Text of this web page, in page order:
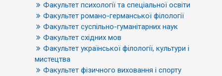
Факультет психології та спеціальної освіти
Факультет романо-германської філології
Факультет суспільно-гуманітарних наук
Факультет східних мов
Факультет української філології, культури і
мистецтва
Факультет фізичного виховання і спорту